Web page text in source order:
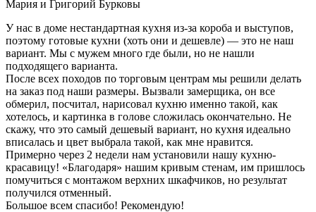
Мария и Григорий Бурковы
У нас в доме нестандартная кухня из-за короба и выступов,
поэтому готовые кухни (хоть они и дешевле) — это не наш
вариант. Мы с мужем много где были, но не нашли
подходящего варианта.
После всех походов по торговым центрам мы решили делать
на заказ под наши размеры. Вызвали замерщика, он все
обмерил, посчитал, нарисовал кухню именно такой, как
хотелось, и картинка в голове сложилась окончательно. Не
скажу, что это самый дешевый вариант, но кухня идеально
вписалась и цвет выбрала такой, как мне нравится.
Примерно через 2 недели нам установили нашу кухню-
красавицу! «Благодаря» нашим кривым стенам, им пришлось
помучиться с монтажом верхних шкафчиков, но результат
получился отменный.
Большое всем спасибо! Рекомендую!